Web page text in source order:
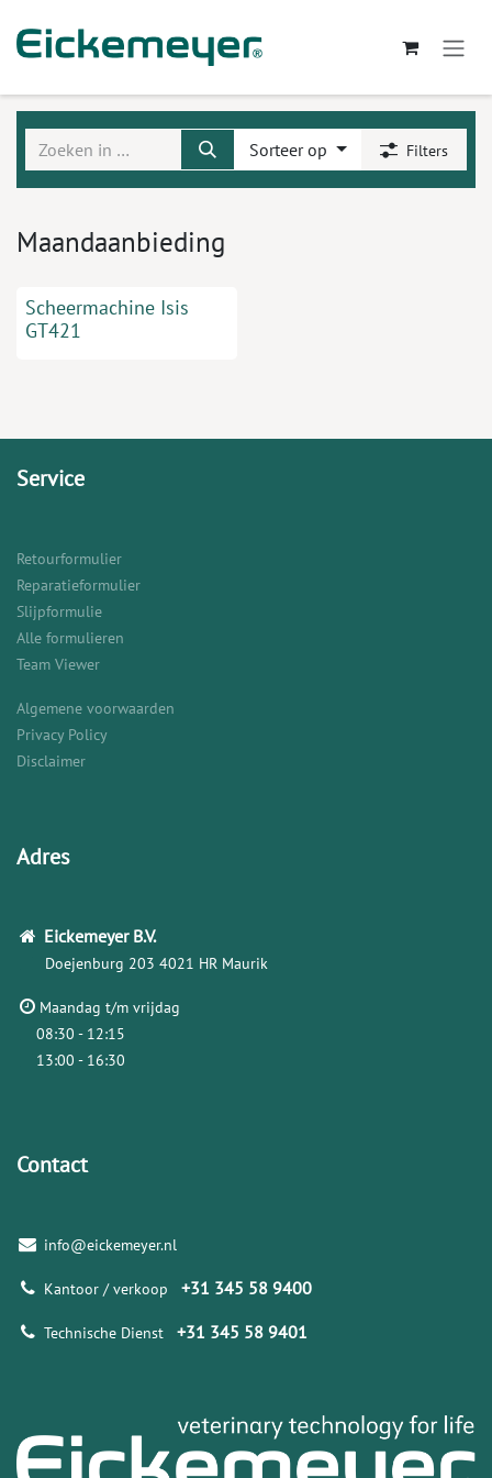
Sorteer op Filters
Maandaanbieding
Scheermachine Isis
GT421
Service
Retourformulier
Reparatieformulier
Slijpformulie
Alle formulieren
Team Viewer
Algemene voorwaarden
Privacy Policy
Disclaimer
Adres
Eickemeyer B.V.
Doejenburg 203 4021 HR Maurik
Maandag t/m vrijdag
08:30 - 12:15
13:00 - 16:30
Contact
info@eickemeyer.nl
Kantoor / verkoop +31 345 58 9400
Technische Dienst +31 345 58 9401